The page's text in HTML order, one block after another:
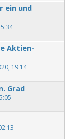
ein und
Aktien-
19:14
Grad